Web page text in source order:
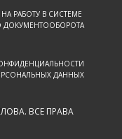
РАБОТУ В СИСТЕМЕ
ДОКУМЕНТООБОРОТА
ДАННЫХ
ВСЕ ПРАВА